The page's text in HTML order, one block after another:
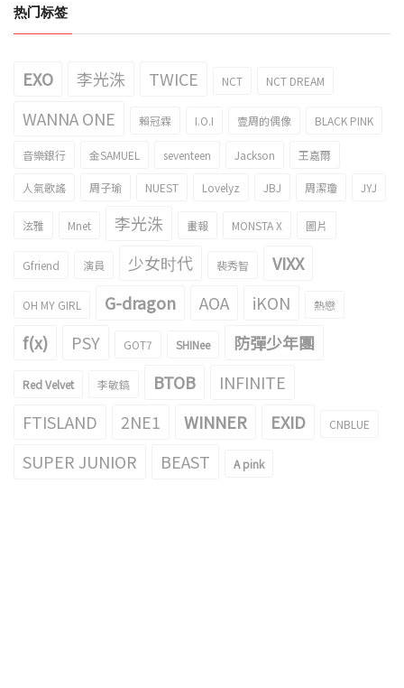
热门标签
EXO 李光洙 TWICE NCT NCT DREAM
WANNA ONE 賴冠霖 I.O.I 壹周的偶像 BLACK PINK
音樂銀行 金SAMUEL seventeen Jackson 王嘉爾
人氣歌謠 周子瑜 NUEST Lovelyz JBJ 周潔瓊 JYJ
泫雅 Mnet 李光洙 畫報 MONSTA X 圖片
Gfriend 演員 少女时代 裴秀智 VIXX
OH MY GIRL G-dragon AOA iKON 熱戀
f(x) PSY GOT7 SHINee 防彈少年團
Red Velvet 李敏鎬 BTOB
INFINITE
FTISLAND
2NE1 WINNER EXID CNBLUE
SUPER JUNIOR BEAST A pink